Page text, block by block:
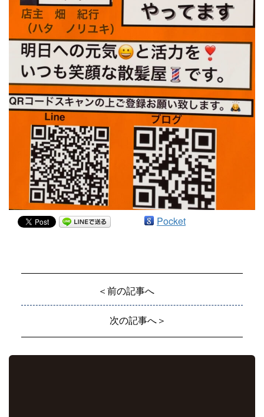
Pocket
＜前の記事へ
次の記事へ＞